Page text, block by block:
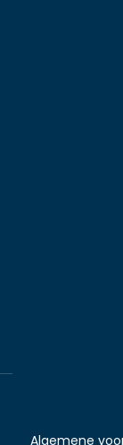
Algemene